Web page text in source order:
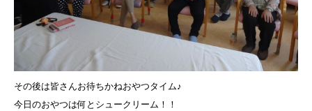
その後は皆さんお待ちかねおやつタイム♪
今日のおやつは何とシュークリーム！！